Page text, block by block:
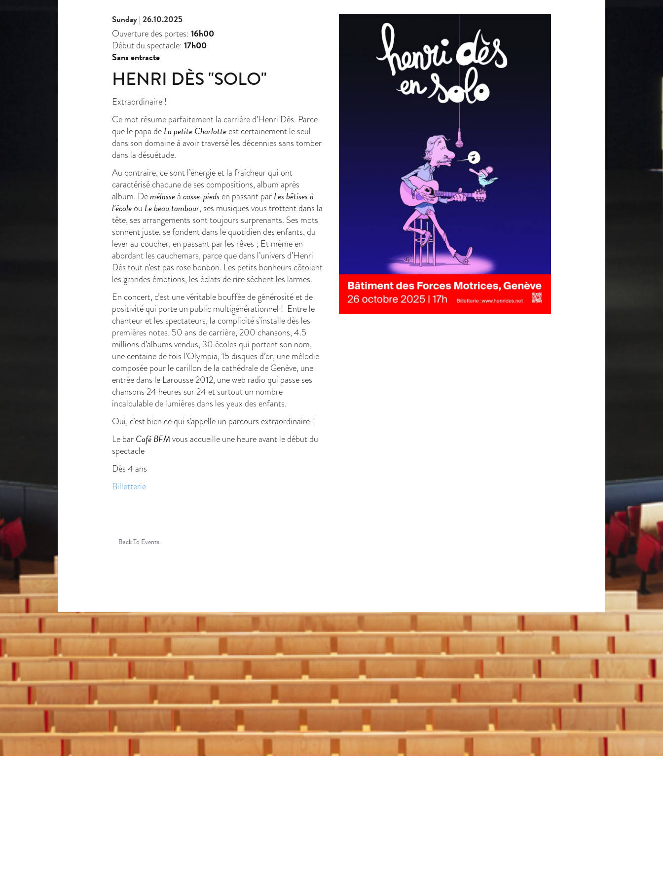
Sunday | 26.10.2025
Ouverture des portes: 16h00
Début du spectacle: 17h00
Sans entracte
HENRI DÈS "SOLO"
Extraordinaire !
Ce mot résume parfaitement la carrière d’Henri Dès. Parce
que le papa de La petite Charlotteest certainement le seul
dans son domaine à avoir traversé les décennies sans tomber
dans la désuétude.
Au contraire, ce sont l’énergie et la fraîcheur qui ont
caractérisé chacune de ses compositions, album après
album. Demélasseà casse-pieds en passant par Les bêtises à
l’école ou Le beau tambour, ses musiques vous trottent dans la
tête, ses arrangements sont toujours surprenants. Ses mots
sonnent juste, se fondent dans le quotidien des enfants, du
lever au coucher, en passant par les rêves ; Et même en
abordant les cauchemars, parce que dans l’univers d’Henri
Dès tout n’est pas rose bonbon. Les petits bonheurs côtoient
les grandes émotions, les éclats de rire sèchent les larmes.
En concert, c’est une véritable bouffée de générosité et de
positivité qui porte un public multigénérationnel ! Entre le
chanteur et les spectateurs, la complicité s’installe dès les
premières notes. 50 ans de carrière, 200 chansons, 4.5
millions d’albums vendus, 30 écoles qui portent son nom,
une centaine de fois l’Olympia, 15 disques d’or, une mélodie
composée pour le carillon de la cathédrale de Genève, une
entrée dans le Larousse 2012, une web radio qui passe ses
chansons 24 heures sur 24 et surtout un nombre
incalculable de lumières dans les yeux des enfants.
Oui, c’est bien ce qui s’appelle un parcours extraordinaire !
Le bar Café BFM vous accueille une heure avant le début du
spectacle
Dès 4 ans
Billetterie
Back To Events